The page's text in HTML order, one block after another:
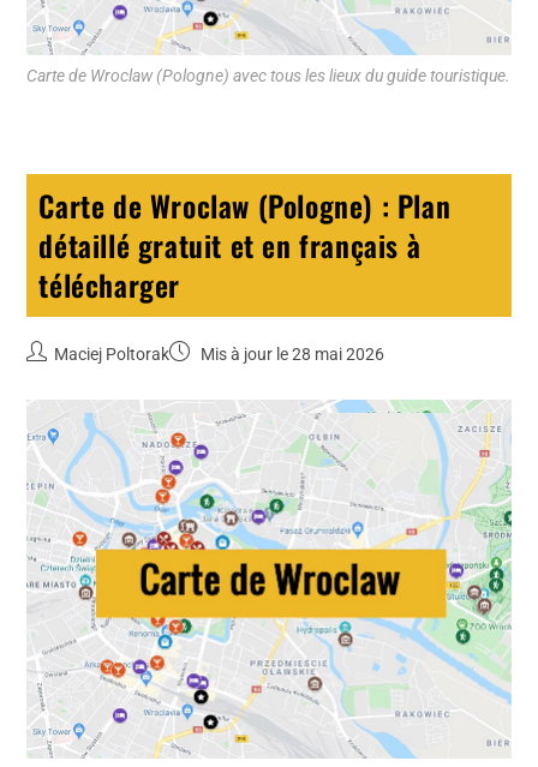
Carte de Wroclaw (Pologne) avec tous les lieux du guide touristique.
Carte de Wroclaw (Pologne) : Plan
détaillé gratuit et en français à
télécharger
Maciej Poltorak Mis à jour le 28 mai 2026